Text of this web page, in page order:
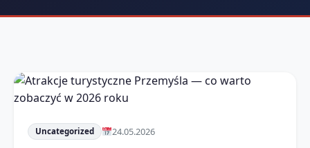
Uncategorized 24.05.2026